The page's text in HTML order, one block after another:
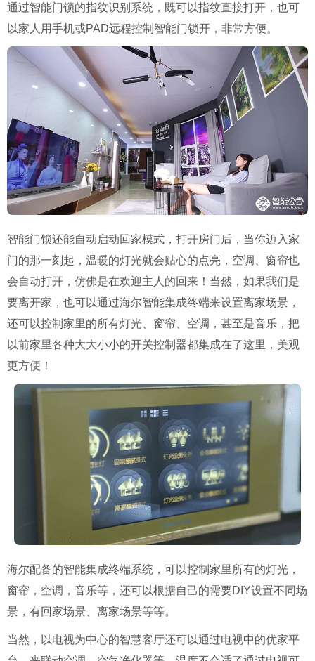
通过智能门锁的指纹识别系统，既可以指纹直接打开，也可
以家人用手机或PAD远程控制智能门锁开，非常方便。
智能门锁还能自动启动回家模式，打开房门后，当你迈入家
门的那一刻起，温暖的灯光就会贴心的点亮，空调、窗帘也
会自动打开，仿佛是在欢迎主人的回来！当然，如果我们是
要离开家，也可以通过海尔智能集成终端来设置离家场景，
还可以控制家里的所有灯光、窗帘、空调，甚至是音乐，把
以前家里各种大大小小的开关控制器都集成在了这里，美观
更方便！
海尔配备的智能集成终端系统，可以控制家里所有的灯光，
窗帘，空调，音乐等，还可以根据自己的需要DIY设置不同场
景，有回家场景、离家场景等等。
当然，以电视为中心的智慧客厅还可以通过电视中的优家平